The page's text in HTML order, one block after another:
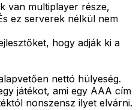
van multiplayer része,
ez serverek nélkül nem
hogy adják ki a
nettó hülyeség.
játékot, ami egy AAA cím
nonszensz ilyet elvárni.